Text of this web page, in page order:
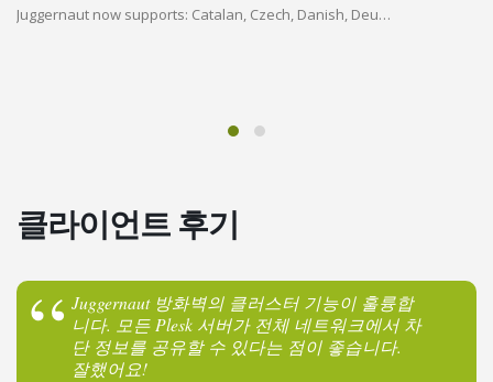
Warden
Anti-spam
& Virus
Protection
Version 6.02 Released! New Languages, Bug
fixes, and More!
자세히 보기
Juggernaut now supports: Catalan, Czech, Danish, Deu…
클라이언트 후기
Juggernaut 방화벽의 클러스터 기능이 훌륭합
니다. 모든 Plesk 서버가 전체 네트워크에서 차
단 정보를 공유할 수 있다는 점이 좋습니다.
잘했어요!